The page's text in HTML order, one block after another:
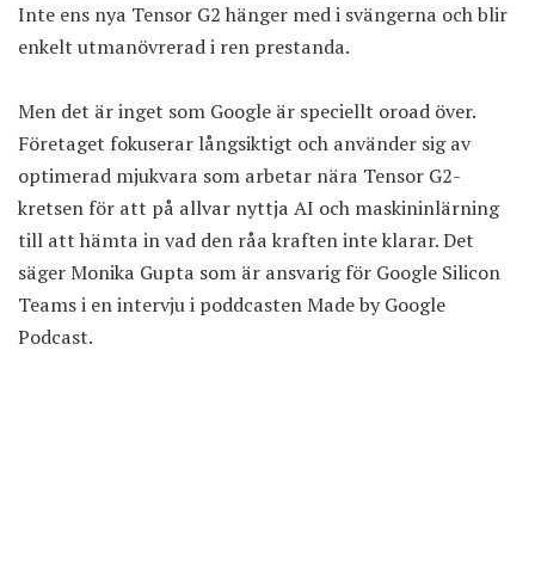
Inte ens nya Tensor G2 hänger med i svängerna och blir
enkelt utmanövrerad i ren prestanda.
Men det är inget som Google är speciellt oroad över.
Företaget fokuserar långsiktigt och använder sig av
optimerad mjukvara som arbetar nära Tensor G2-
kretsen för att på allvar nyttja AI och maskininlärning
till att hämta in vad den råa kraften inte klarar. Det
säger Monika Gupta som är ansvarig för Google Silicon
Teams i en intervju i poddcasten Made by Google
Podcast.